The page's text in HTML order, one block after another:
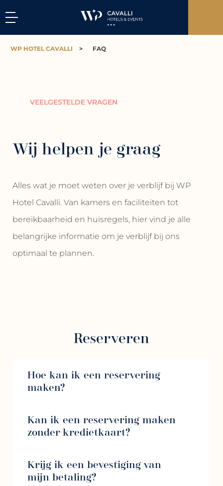
WP HOTEL CAVALLI > FAQ
VEELGESTELDE VRAGEN
Wij helpen je graag
Alles wat je moet weten over je verblijf bij WP
Hotel Cavalli. Van kamers en faciliteiten tot
bereikbaarheid en huisregels, hier vind je alle
belangrijke informatie om je verblijf bij ons
optimaal te plannen.
Reserveren
Hoe kan ik een reservering
maken?
Kan ik een reservering maken
zonder kredietkaart?
Krijg ik een bevestiging van
mijn betaling?